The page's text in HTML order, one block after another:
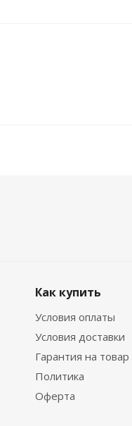
Как купить
Условия оплаты
Условия доставки
Гарантия на товар
Политика
Оферта